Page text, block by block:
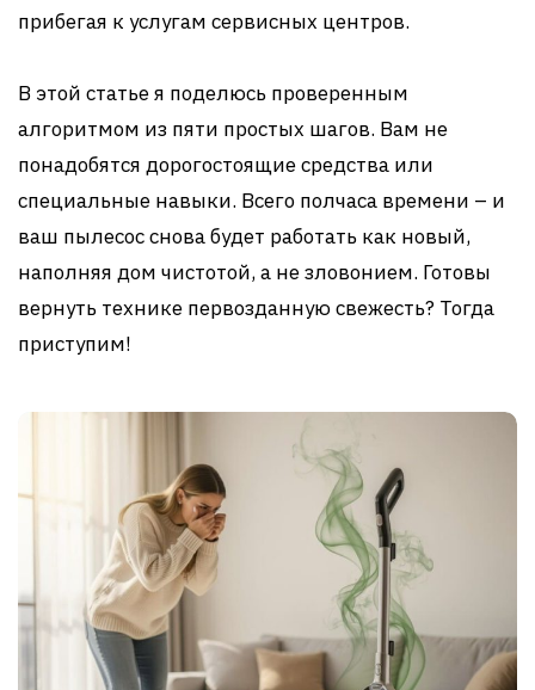
прибегая к услугам сервисных центров.
В этой статье я поделюсь проверенным
алгоритмом из пяти простых шагов. Вам не
понадобятся дорогостоящие средства или
специальные навыки. Всего полчаса времени – и
ваш пылесос снова будет работать как новый,
наполняя дом чистотой, а не зловонием. Готовы
вернуть технике первозданную свежесть? Тогда
приступим!